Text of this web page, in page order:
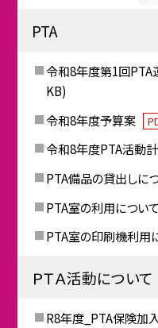
PTA
令和8年度第1回PTA
KB)
令和8年度予算案
令和8年度PTA活動
PTA備品の貸出しに
PTA室の利用について
PTA室の印刷機利用
ＰＴＡ活動について
R8年度_PTA保険加